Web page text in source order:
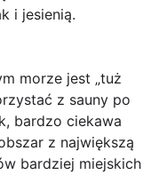
i jesienią.
morze jest „tuż
z sauny po
bardzo ciekawa
z największą
bardziej miejskich